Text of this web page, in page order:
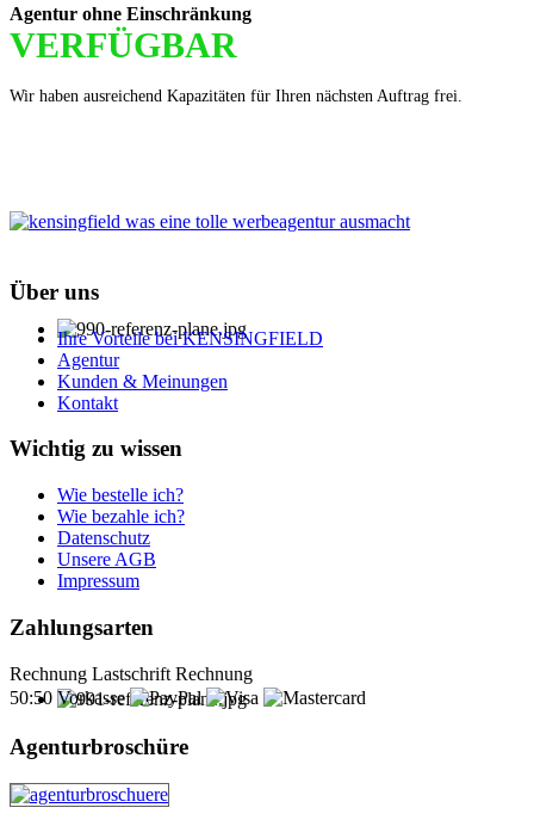
Agentur ohne Einschränkung
VERFÜGBAR
Wir haben ausreichend Kapazitäten für Ihren nächsten Auftrag frei.
Über uns
Ihre Vorteile bei KENSINGFIELD
Agentur
Kunden & Meinungen
Kontakt
Wichtig zu wissen
Wie bestelle ich?
Wie bezahle ich?
Datenschutz
Unsere AGB
Impressum
Zahlungsarten
Rechnung Lastschrift Rechnung
50:50 Vorkasse
Agenturbroschüre